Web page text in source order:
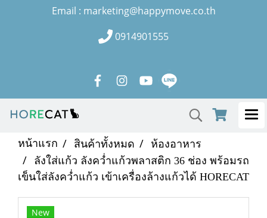
Email : marketing@happymove.co.th
0914901555
หน้าแรก สินค้าทั้งหมด
ห้องอาหาร
ลังใส่แก้ว ลังคว่ำแก้วพลาสติก 36 ช่อง พร้อมรถ
เข็นใส่ลังคว่ำแก้ว เข้าเครื่องล้างแก้วได้ HORECAT
New